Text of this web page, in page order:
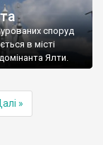
споруд
в місті
Ялти.
»